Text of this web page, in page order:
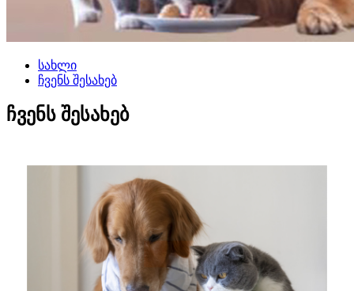
სახლი
ჩვენს შესახებ
ჩვენს შესახებ